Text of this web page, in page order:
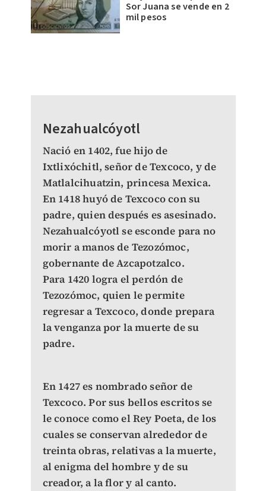
Sor Juana se vende en 2
mil pesos
Nezahualcóyotl
Nació en 1402, fue hijo de
Ixtlixóchitl, señor de Texcoco, y de
Matlalcihuatzin, princesa Mexica.
En 1418 huyó de Texcoco con su
padre, quien después es asesinado.
Nezahualcóyotl se esconde para no
morir a manos de Tezozómoc,
gobernante de Azcapotzalco.
Para 1420 logra el perdón de
Tezozómoc, quien le permite
regresar a Texcoco, donde prepara
la venganza por la muerte de su
padre.
En 1427 es nombrado señor de
Texcoco. Por sus bellos escritos se
le conoce como el Rey Poeta, de los
cuales se conservan alrededor de
treinta obras, relativas a la muerte,
al enigma del hombre y de su
creador, a la flor y al canto.